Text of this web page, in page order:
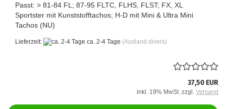
Passt: > 81-84 FL; 87-95 FLTC, FLHS, FLST; FX, XL
Sportster mit Kunststofftachos; H-D mit Mini & Ultra Mini
Tachos (NU)
Lieferzeit: ca. 2-4 Tage (Ausland divers)
37,50 EUR
inkl. 19% MwSt. zzgl. Versand